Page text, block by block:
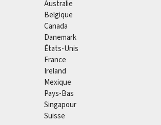
Australie
Belgique
Canada
Danemark
États-Unis
France
Ireland
Mexique
Pays-Bas
Singapour
Suisse